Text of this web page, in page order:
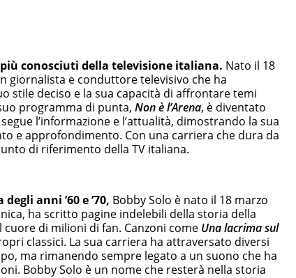
conosciuti della televisione italiana. Nato il 18
giornalista e conduttore televisivo che ha
stile deciso e la sua capacità di affrontare temi
programma di punta, Non è l’Arena, è diventato
l’informazione e l’attualità, dimostrando la sua
e approfondimento. Con una carriera che dura da
di riferimento della TV italiana.
anni ’60 e ’70, Bobby Solo è nato il 18 marzo
ha scritto pagine indelebili della storia della
di milioni di fan. Canzoni come Una lacrima sul
classici. La sua carriera ha attraversato diversi
ma rimanendo sempre legato a un suono che ha
Bobby Solo è un nome che resterà nella storia